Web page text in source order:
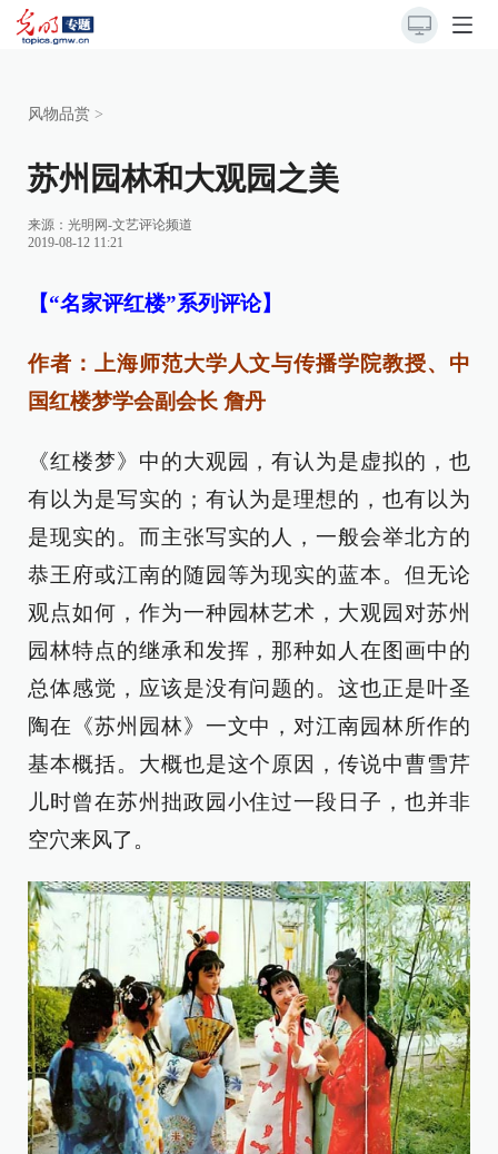
风物品赏 >
苏州园林和大观园之美
来源： 光明网-文艺评论频道
2019-08-12 11:21
【“名家评红楼”系列评论】
作者：上海师范大学人文与传播学院教授、中
国红楼梦学会副会长 詹丹
《红楼梦》中的大观园，有认为是虚拟的，也
有以为是写实的；有认为是理想的，也有以为
是现实的。而主张写实的人，一般会举北方的
恭王府或江南的随园等为现实的蓝本。但无论
观点如何，作为一种园林艺术，大观园对苏州
园林特点的继承和发挥，那种如人在图画中的
总体感觉，应该是没有问题的。这也正是叶圣
陶在《苏州园林》一文中，对江南园林所作的
基本概括。大概也是这个原因，传说中曹雪芹
儿时曾在苏州拙政园小住过一段日子，也并非
空穴来风了。